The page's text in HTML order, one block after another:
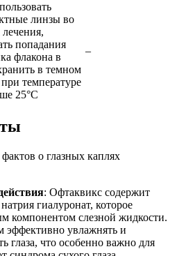
линзы во
попадания
флакона в
в темном
температуре
25°C
–
о глазных каплях
: Офтаквикс содержит
гиалуронат, которое
компонентом слезной жидкости.
эффективно увлажнять и
глаза, что особенно важно для